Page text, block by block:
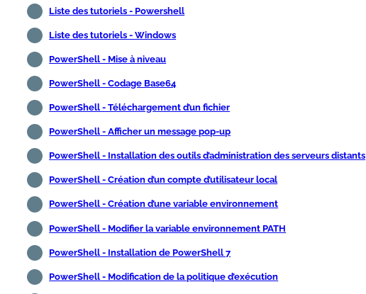
Liste des tutoriels - Powershell
Liste des tutoriels - Windows
PowerShell - Mise à niveau
PowerShell - Codage Base64
PowerShell - Téléchargement d’un fichier
PowerShell - Afficher un message pop-up
PowerShell - Installation des outils d’administration des serveurs distants
PowerShell - Création d’un compte d’utilisateur local
PowerShell - Création d’une variable environnement
PowerShell - Modifier la variable environnement PATH
PowerShell - Installation de PowerShell 7
PowerShell - Modification de la politique d’exécution